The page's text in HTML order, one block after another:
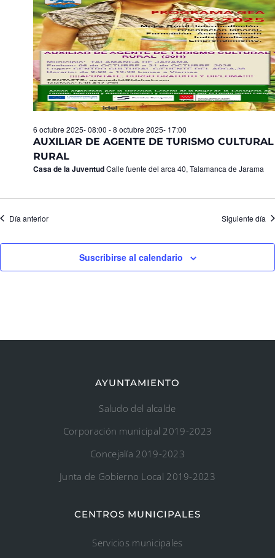
Eventos
AUXILIAR DE AGENTE DE TURISMO CULTURAL
RURAL
6 octubre 2025- 08:00 -8 octubre 2025- 17:00
Casa de la JuventudCalle fuente del arca 40, Talamanca de Jarama
Día anterior Siguiente día
Suscribirse al calendario
AYUNTAMIENTO
Saludo del alcalde
Corporación municipal 2019-2023
Concejalía 2019-2023
Junta de Gobierno Local 2019-2023
CENTROS MUNICIPALES
Servicios municipales